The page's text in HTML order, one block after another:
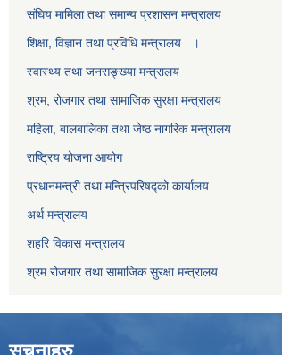
स‌ंघिय मामिला तथा समान्य प्रशासन मन्त्रालय
शिक्षा, विज्ञान तथा प्रविधि मन्त्रालय ।
स्वास्थ्य तथा जनसङ्ख्या मन्त्रालय
श्रम, रोजगार तथा सामाजिक सुरक्षा मन्त्रालय
महिला, बालबालिका तथा जेष्ठ नागरिक मन्त्रालय
राष्ट्रिय योजना आयोग
प्रधानमन्त्री तथा मन्त्रिपरिषद्को कार्यालय
अर्थ मन्त्रालय
शहरि विकास मन्त्रालय
श्रम रोजगार तथा सामाजिक सुरक्षा मन्त्रालय